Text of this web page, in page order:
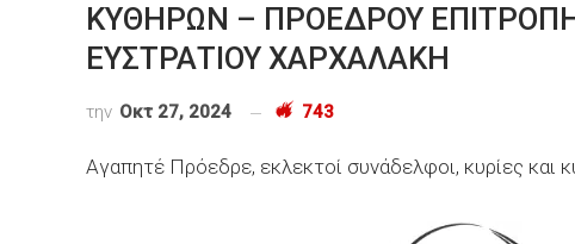
ΚΥΘΗΡΩΝ – ΠΡΟΕΔΡΟΥ
ΕΥΣΤΡΑΤΙΟΥ ΧΑΡΧΑΛΑΚΗ
την Οκτ 27, 2024 743
Αγαπητέ Πρόεδρε, εκλεκτοί συνάδελφοι, κυρίες και